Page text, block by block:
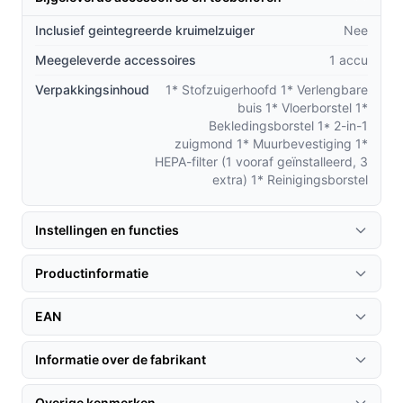
stofzuigers, hoef je geen zakken te vervangen, wat
kosten en rompslomp bespaart.
Dit filter zorgt ervoor dat 99,98% van
de verontreinigingen uit de lucht wordt gefilterd,
wat bijdraagt aan een gezondere leefomgeving.
Met twee standen kun je de
zuigkracht aanpassen aan de
schoonmaakbehoeften, van dagelijkse opruiming
tot dieptereiniging.
Gebruik & praktische tips
Voor het beste resultaat, volg deze eenvoudige stappen
om de stofzuiger optimaal in te zetten.
Installatie & setup
Inclusief geintegreerde kruimelzuiger
Nee
Meegeleverde accessoires
1 accu
Verpakkingsinhoud
1* Stofzuigerhoofd 1* Verlengbare
buis 1* Vloerborstel 1*
Bekledingsborstel 1* 2-in-1
zuigmond 1* Muurbevestiging 1*
HEPA-filter (1 vooraf geïnstalleerd, 3
extra) 1* Reinigingsborstel
Instellingen en functies
Productinformatie
EAN
Informatie over de fabrikant